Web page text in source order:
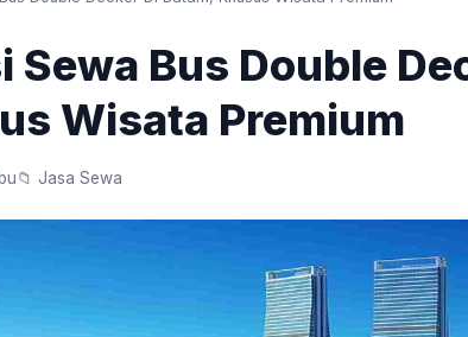
Sewa Bus Double
Wisata Premium
📁 Jasa Sewa